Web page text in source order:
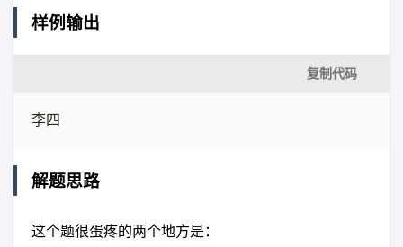
样例输出
复制代码
李四
解题思路
这个题很蛋疼的两个地方是：